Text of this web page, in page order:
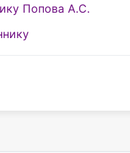
Попова А.С.